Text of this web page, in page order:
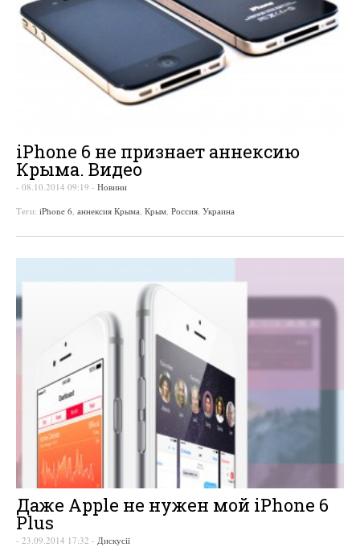
iPhone 6 не признает аннексию
Крыма. Видео
- 08.10.2014 09:19 - Новини
Теги: iPhone 6 аннексия Крыма Крым Россия Украина
Даже Apple не нужен мой iPhone 6
Plus
- 23.09.2014 17:32 - Дискусії